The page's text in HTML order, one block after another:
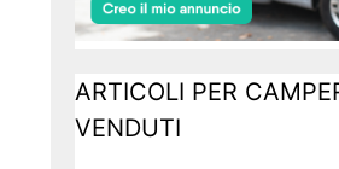
ARTICOLI PER
VENDUTI